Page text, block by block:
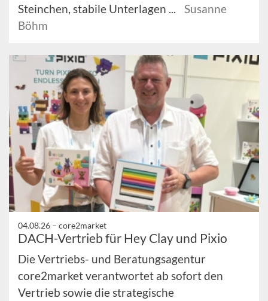
Steinchen, stabile Unterlagen ...
Susanne
Böhm
04.08.26 – core2market
DACH-Vertrieb für Hey Clay und Pixio
Die Vertriebs- und Beratungsagentur
core2market verantwortet ab sofort den
Vertrieb sowie die strategische